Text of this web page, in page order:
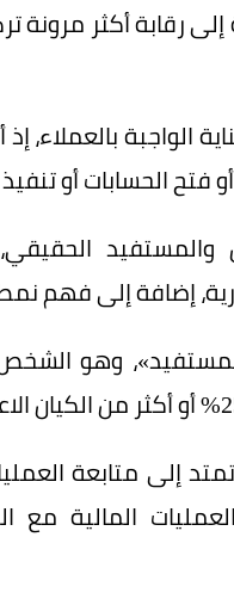
رقابة أكثر مرونة
الواجبة بالعملاء،
فتح الحسابات أو
إضافة إلى فهم
وهو
تمتد إلى متابعة
المالية مع